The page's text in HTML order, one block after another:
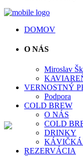
DOMOV
O NÁS
Miroslav
VERNOSTNÝ
Podpora
COLD BREW
O NÁS
COLD
DRINKY
REZERVÁCIA